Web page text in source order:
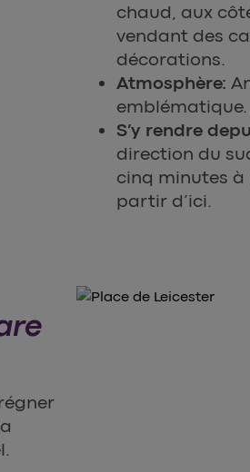
chaud, aux
vendant des
décorations.
Atmosphère:
emblématique.
S’y rendre
direction du
cinq minutes à
partir d’ici.